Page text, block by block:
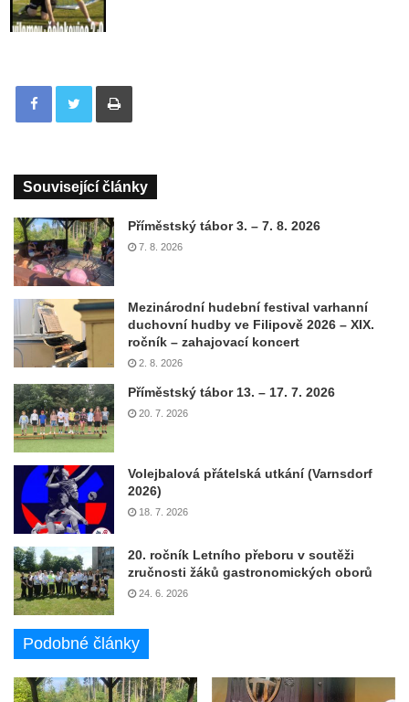
Tisknout
Související články
Příměstský tábor 3. – 7. 8. 2026
7. 8. 2026
Mezinárodní hudební festival varhanní
duchovní hudby ve Filipově 2026 – XIX.
ročník – zahajovací koncert
2. 8. 2026
Příměstský tábor 13. – 17. 7. 2026
20. 7. 2026
Volejbalová přátelská utkání (Varnsdorf
2026)
18. 7. 2026
20. ročník Letního přeboru v soutěži
zručnosti žáků gastronomických oborů
24. 6. 2026
Podobné články